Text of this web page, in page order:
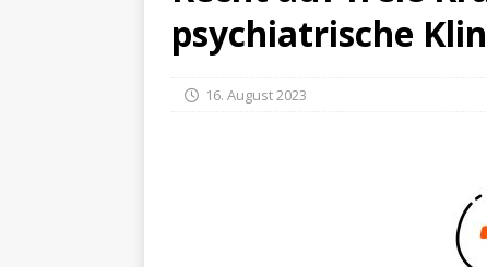
psychiatrische
16. August 2023